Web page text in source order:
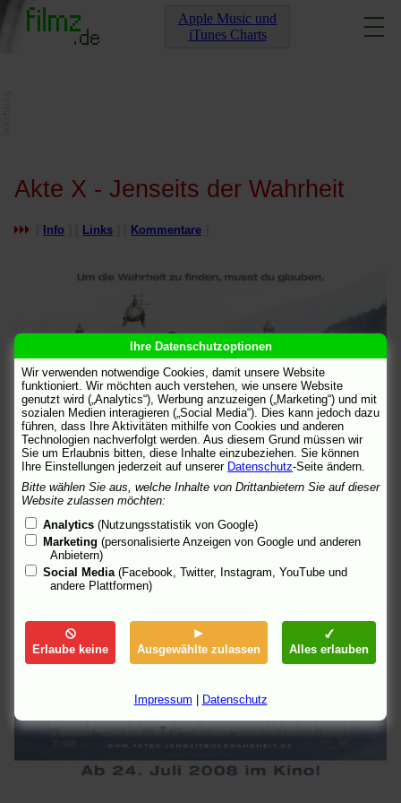
Apple Music und
iTunes Charts
Akte X - Jenseits der Wahrheit
Info Links Kommentare
Ihre Datenschutzoptionen
Wir verwenden notwendige Cookies, damit unsere Website
funktioniert. Wir möchten auch verstehen, wie unsere Website
genutzt wird („Analytics“), Werbung anzuzeigen („Marketing“) und mit
sozialen Medien interagieren („Social Media“). Dies kann jedoch dazu
führen, dass Ihre Aktivitäten mithilfe von Cookies und anderen
Technologien nachverfolgt werden. Aus diesem Grund müssen wir
Sie um Erlaubnis bitten, diese Inhalte einzubeziehen. Sie können
Ihre Einstellungen jederzeit auf unserer Datenschutz-Seite ändern.
Bitte wählen Sie aus, welche Inhalte von Drittanbietern Sie auf dieser
Website zulassen möchten:
Analytics (Nutzungsstatistik von Google)
Marketing (personalisierte Anzeigen von Google und anderen
Anbietern)
Social Media (Facebook, Twitter, Instagram, YouTube und
andere Plattformen)
Erlaube keine Ausgewählte zulassen Alles erlauben
Impressum Datenschutz